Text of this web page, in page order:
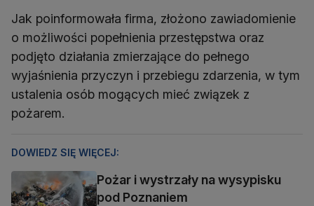
Jak poinformowała firma, złożono zawiadomienie
o możliwości popełnienia przestępstwa oraz
podjęto działania zmierzające do pełnego
wyjaśnienia przyczyn i przebiegu zdarzenia, w tym
ustalenia osób mogących mieć związek z
pożarem.
DOWIEDZ SIĘ WIĘCEJ:
Pożar i wystrzały na wysypisku
pod Poznaniem